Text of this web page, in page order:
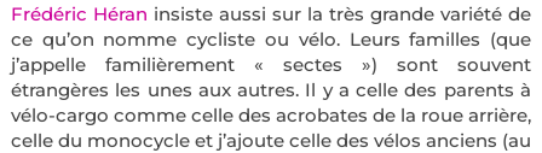
Frédéric Héran insiste aussi sur la très grande variété de
ce qu’on nomme cycliste ou vélo. Leurs familles (que
j’appelle familièrement « sectes ») sont souvent
étrangères les unes aux autres. Il y a celle des parents à
vélo-cargo comme celle des acrobates de la roue arrière,
celle du monocycle et j’ajoute celle des vélos anciens (au